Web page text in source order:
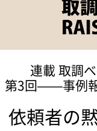
連載 取調
第3回——事例
依頼者の